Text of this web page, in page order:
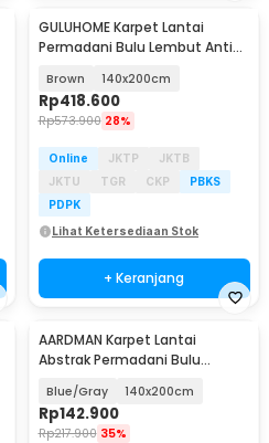
GULUHOME Karpet Lantai
Permadani Bulu Lembut Anti
Brown 140x200cm
Rp418.600
Rp573.900 28%
Online JKTP
JKTB
JKTU
TGR CKP
PBKS
PDPK
Lihat Ketersediaan Stok
+ Keranjang
AARDMAN Karpet Lantai
Abstrak Permadani Bulu
BQ001
Blue/Gray 140x200cm
Rp142.900
Rp217.900 35%